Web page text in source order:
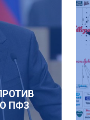
ПФЗ